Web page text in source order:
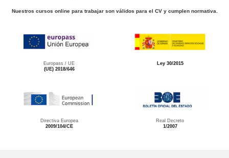
Nuestros cursos online para trabajar son válidos para el CV y cumplen normativa.
Europass / UE
(UE) 2018/646
Ley 30/2015
Directiva Europea
2009/104/CE
Real Decreto
1/2007